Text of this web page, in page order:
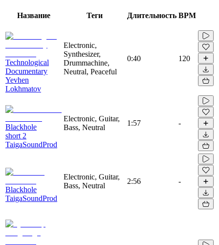
Название Теги Длительность BPM
Technological
Documentary
Yevhen
Lokhmatov
Electronic,
Synthesizer,
Drummachine,
Neutral, Peaceful
0:40 120
Blackhole
short 2
TaigaSoundProd
Electronic, Guitar,
Bass, Neutral
1:57 -
Blackhole
TaigaSoundProd
Electronic, Guitar,
Bass, Neutral
2:56 -